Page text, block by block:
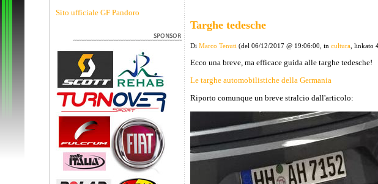
Sito ufficiale GF Pandoro
Targhe tedesche
Di Marco Tenuti(del 06/12/2017 @ 19:06:00, in cultura, linkato
Ecco una breve, ma efficace guida alle targhe tedesche!
Le targhe automobilistiche della Germania
Riporto comunque un breve stralcio dall'articolo: